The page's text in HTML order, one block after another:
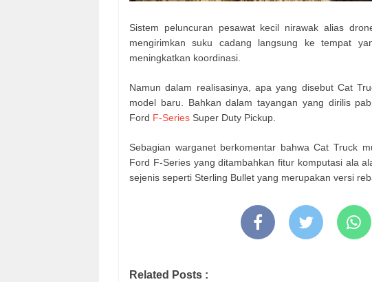
Sistem peluncuran pesawat kecil nirawak alias
mengirimkan suku cadang langsung ke tempat
meningkatkan koordinasi.
Namun dalam realisasinya, apa yang disebut Cat
model baru. Bahkan dalam tayangan yang dirilis
Ford F-Series Super Duty Pickup.
Sebagian warganet berkomentar bahwa Cat Truck
Ford F-Series yang ditambahkan fitur komputasi ala
sejenis seperti Sterling Bullet yang merupakan versi
Related Posts :